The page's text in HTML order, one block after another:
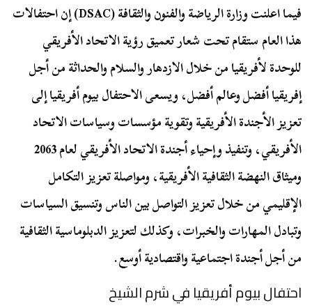
فيما اعلنت وزارة الرياضة والفنون والثقافة (DSAC) إن احتفالات
هذا العام ستقام تحت شعار تعميق رؤية الاتحاد الأفريقي
للوحدة لأفريقيا من خلال الازدهار والسلام والحداثة من أجل
إفريقيا أفضل وعالم أفضل، ويسعى الاحتفال بيوم أفريقيا إلى
تعزيز الأجندة الأفريقية وتقوية مؤسسات وسياسات الاتحاد
الأفريقي، وتنفيذ وإحياء أجندة الاتحاد الأفريقي لعام 2063
وميثاق النهضة الثقافية الأفريقية، ومواصلة تعزيز التكامل
الإقليمي من خلال تعزيز التواصل بين الناس وتنسيق السياسات
وتبادل المهارات والخبرات، وكذلك لتعزيز الدبلوماسية الثقافية
من أجل أجندة اجتماعية واقتصادية أوسع.
احتفال بيوم أفريقيا في شرم الشيخ